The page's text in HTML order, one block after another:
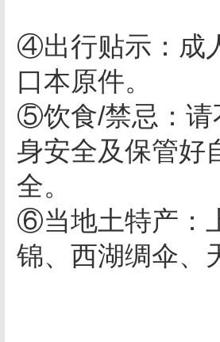
④出行贴示：成
口本
⑤饮食/禁忌：请
身安全及保管好
⑥当地土特产：
锦、西